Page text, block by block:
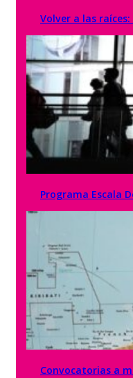
Volver a las
Programa Escala
Convocatorias a